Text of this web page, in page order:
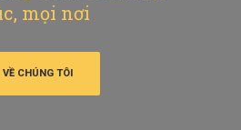
mọi nơi
VỀ CHÚNG TÔI